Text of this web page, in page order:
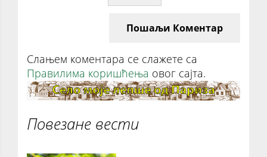
Пошаљи Коментар
Слањем коментара се слажете са
Правилима коришћења овог сајта.
Повезане вести